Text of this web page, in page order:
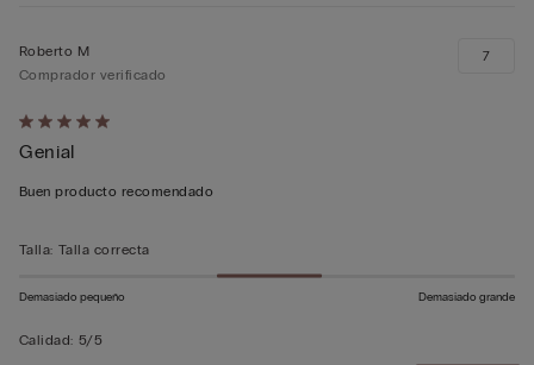
Calificación
de
5
5
Roberto M
Comprador verificado
Genial
Buen producto recomendado
7
Talla: Talla correcta
Demasiado pequeño Demasiado grande
Calidad: 5/5